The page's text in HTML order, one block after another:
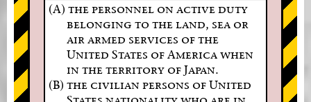
(A) the personnel on active duty
belonging to the land, sea or
air armed services of the
United States of America when
in the territory of Japan.
(B) the civilian persons of United